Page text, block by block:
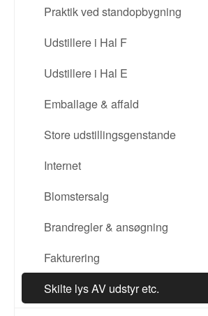
Praktik ved standopbygning
Udstillere i Hal F
Udstillere i Hal E
Emballage & affald
Store udstillingsgenstande
Internet
Blomstersalg
Brandregler & ansøgning
Fakturering
Skilte lys AV udstyr etc.